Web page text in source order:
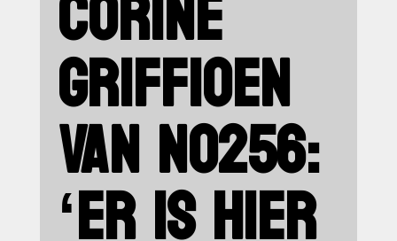
GRIFFIOEN
VAN NO256: